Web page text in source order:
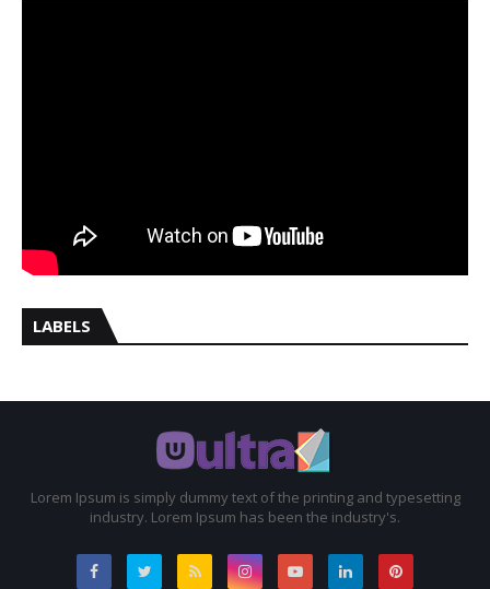
LABELS
Lorem Ipsum is simply dummy text of the printing and typesetting
industry. Lorem Ipsum has been the industry's.